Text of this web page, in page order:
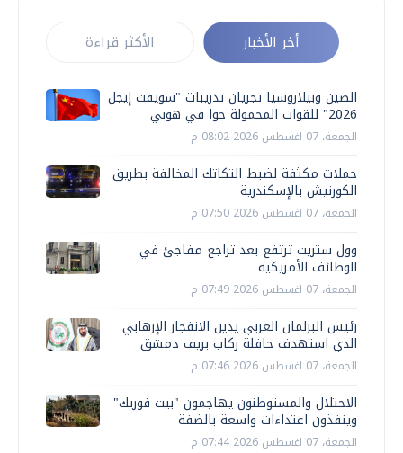
أخر الأخبار الأكثر قراءة
الصين وبيلاروسيا تجريان تدريبات "سويفت إيجل
2026" للقوات المحمولة جوا في هوبي
الجمعة، 07 اغسطس 2026 08:02 م
حملات مكثفة لضبط التكاتك المخالفة بطريق
الكورنيش بالإسكندرية
الجمعة، 07 اغسطس 2026 07:50 م
وول ستريت ترتفع بعد تراجع مفاجئ في
الوظائف الأمريكية
الجمعة، 07 اغسطس 2026 07:49 م
رئيس البرلمان العربي يدين الانفجار الإرهابي
الذي استهدف حافلة ركاب بريف دمشق
الجمعة، 07 اغسطس 2026 07:46 م
الاحتلال والمستوطنون يهاجمون "بيت فوريك"
وينفذون اعتداءات واسعة بالضفة
الجمعة، 07 اغسطس 2026 07:44 م